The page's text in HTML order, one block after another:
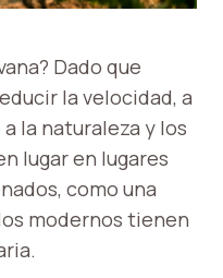
Dado que
la velocidad, a
la naturaleza y los
lugar en lugares
como una
modernos tienen